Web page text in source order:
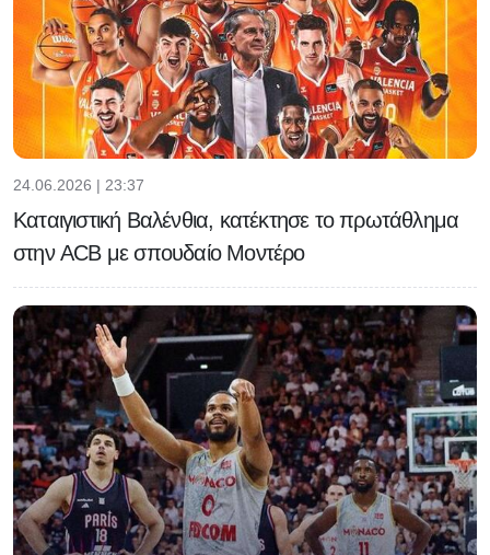
24.06.2026 | 23:37
Καταιγιστική Βαλένθια, κατέκτησε το πρωτάθλημα
στην ACB με σπουδαίο Μοντέρο